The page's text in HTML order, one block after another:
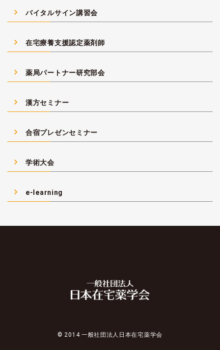
navigate_next バイタルサイン講習会
navigate_next 在宅療養支援認定薬剤師
navigate_next 薬局パートナー研究部会
navigate_next 漢方セミナー
navigate_next 合宿プレゼンセミナー
navigate_next 学術大会
navigate_next e-learning
© 2014 一般社団法人日本在宅薬学会